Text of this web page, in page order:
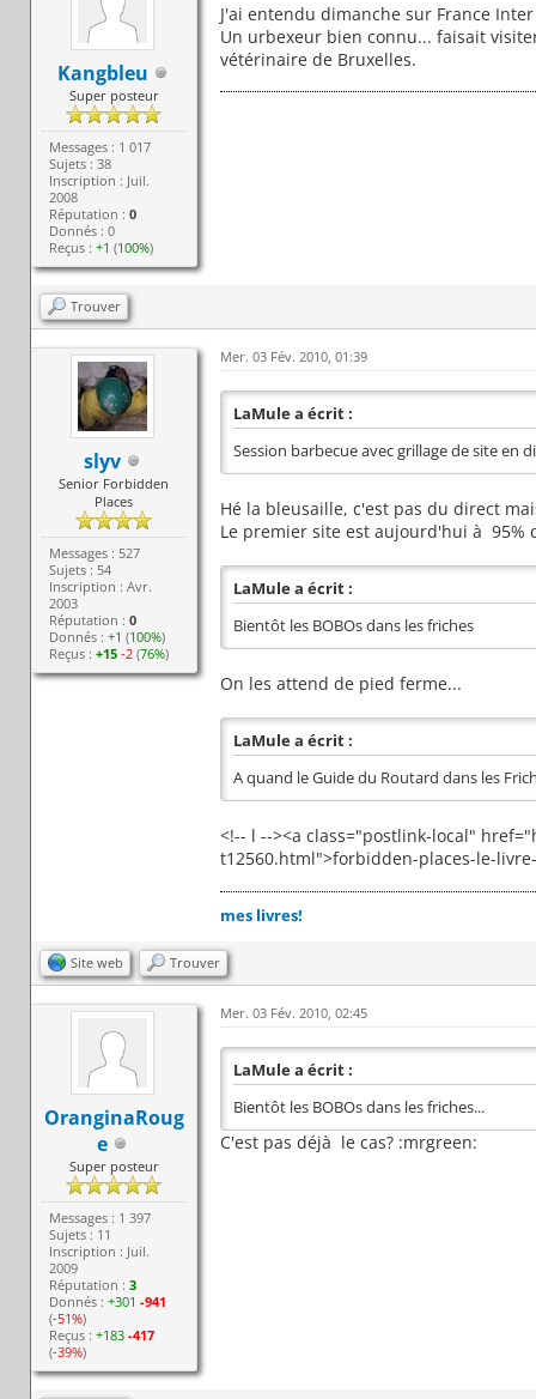
Kangbleu
Super posteur
Messages : 1 017
Sujets : 38
Inscription : Juil.
2008
Réputation :0
Donnés : 0
Reçus :+1 (100%)
J'ai entendu dimanche sur France
Un urbexeur bien connu... faisait
vétérinaire de Bruxelles.
Trouver
slyv
Senior Forbidden
Places
Messages : 527
Sujets : 54
Inscription : Avr.
2003
Réputation :0
Donnés :+1 (100%)
Reçus :+15 -2 (76%)
Mer. 03 Fév. 2010, 01:39
LaMule a écrit :
Session barbecue avec grillage de site en
Hé la bleusaille, c'est pas du direct
Le premier site est aujourd'hui à 95%
LaMule a écrit :
Bientôt les BOBOs dans les friches
On les attend de pied ferme...
LaMule a écrit :
A quand le Guide du Routard dans les
<!-- l --><a class="postlink-local"
t12560.html">forbidden-places-le-
mes livres!
Site web Trouver
OranginaRoug
e
Super posteur
Messages : 1 397
Sujets : 11
Inscription : Juil.
2009
Réputation :3
Donnés :+301 -941
(-51%)
Reçus :+183 -417
(-39%)
Mer. 03 Fév. 2010, 02:45
LaMule a écrit :
Bientôt les BOBOs dans les friches...
C'est pas déjà le cas? :mrgreen: